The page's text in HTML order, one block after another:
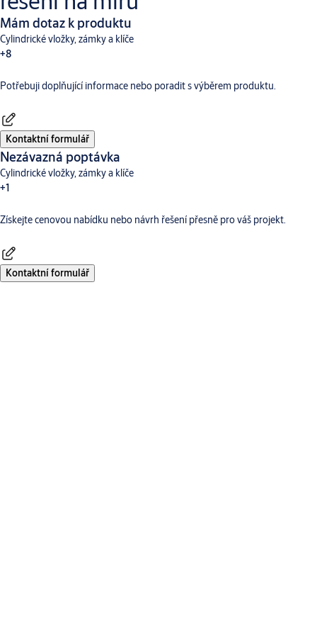
Mám dotaz k produktu
Cylindrické vložky, zámky a klíče
+8
Dveřní vybaveníAperio Digitální a přístupové systémy
Potřebuji doplňující informace nebo poradit s výběrem produktu.
Kontaktní formulář
Nezávazná poptávka
Cylindrické vložky, zámky a klíče
+1
Dveřní vybavení
Získejte cenovou nabídku nebo návrh řešení přesně pro váš projekt.
Kontaktní formulář